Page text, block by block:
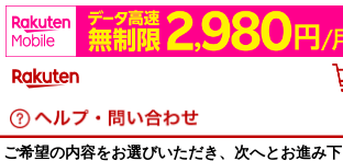
ご希望の内容をお選びいただき、次へとお進み下